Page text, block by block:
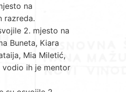
na
razreda.
2. mjesto na
Buneta, Kiara
Mia Miletić,
vodio ih je mentor